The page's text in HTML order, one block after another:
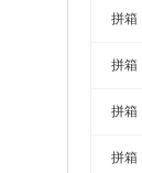
拼箱
拼箱
拼箱
拼箱